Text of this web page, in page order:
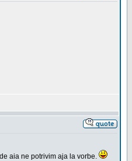
aia ne potrivim aja la vorbe.